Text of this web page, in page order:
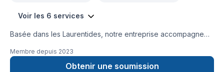
Voir les 6 services
Basée dans les Laurentides, notre entreprise accompagne
résidentielle avec une approche structurée, soignée et
centrée sur la qualité d’exécution.En tant qu’entrepreneur
Membre depuis 2023
Obtenir une soumission